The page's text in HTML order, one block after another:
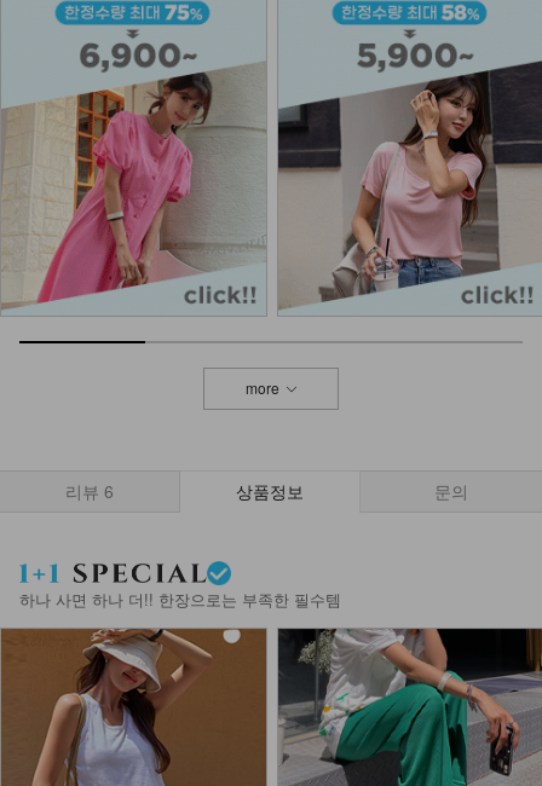
NKA-S-21/소프트 데일리 양말
2,700
more
리뷰 6 상품정보 문의
하나 사면 하나 더!! 한장으로는 부족한 필수템